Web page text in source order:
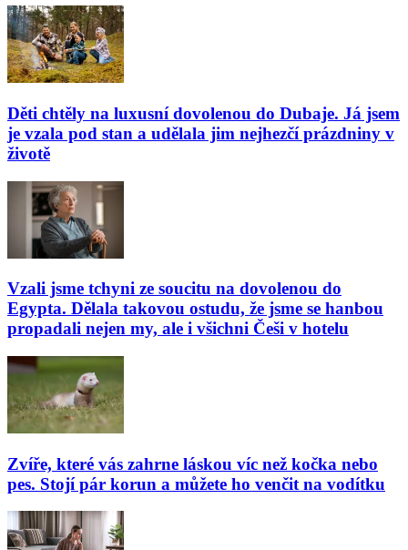
Děti chtěly na luxusní dovolenou do Dubaje. Já jsem
je vzala pod stan a udělala jim nejhezčí prázdniny v
životě
Vzali jsme tchyni ze soucitu na dovolenou do
Egypta. Dělala takovou ostudu, že jsme se hanbou
propadali nejen my, ale i všichni Češi v hotelu
Zvíře, které vás zahrne láskou víc než kočka nebo
pes. Stojí pár korun a můžete ho venčit na vodítku